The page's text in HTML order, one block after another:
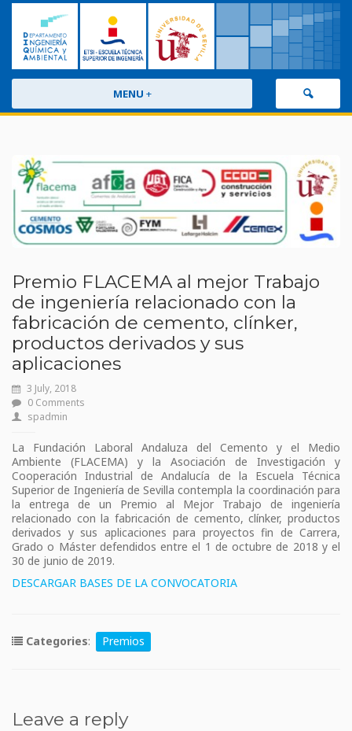
MENU +
Premio FLACEMA al mejor Trabajo
de ingeniería relacionado con la
fabricación de cemento, clínker,
productos derivados y sus
aplicaciones
3 July, 2018
0 Comments
spadmin
La Fundación Laboral Andaluza del Cemento y el Medio
Ambiente (FLACEMA) y la Asociación de Investigación y
Cooperación Industrial de Andalucía de la Escuela Técnica
Superior de Ingeniería de Sevilla contempla la coordinación para
la entrega de un Premio al Mejor Trabajo de ingeniería
relacionado con la fabricación de cemento, clínker, productos
derivados y sus aplicaciones para proyectos fin de Carrera,
Grado o Máster defendidos entre el 1 de octubre de 2018 y el
30 de junio de 2019.
DESCARGAR BASES DE LA CONVOCATORIA
Categories: Premios
Leave a reply